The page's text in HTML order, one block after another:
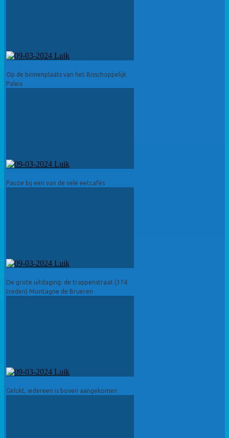
Op de binnenplaats van het Bisschoppelijk
Paleis
Pauze bij een van de vele eetcafés
De grote uitdaging: de trappenstraat (374
treden) Montagne de Brueren
Gelukt, iedereen is boven aangekomen